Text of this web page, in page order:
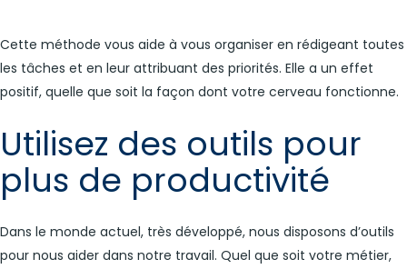
Cette méthode vous aide à vous organiser en rédigeant toutes
les tâches et en leur attribuant des priorités. Elle a un effet
positif, quelle que soit la façon dont votre cerveau fonctionne.
Utilisez des outils pour
plus de productivité
Dans le monde actuel, très développé, nous disposons d’outils
pour nous aider dans notre travail. Quel que soit votre métier,